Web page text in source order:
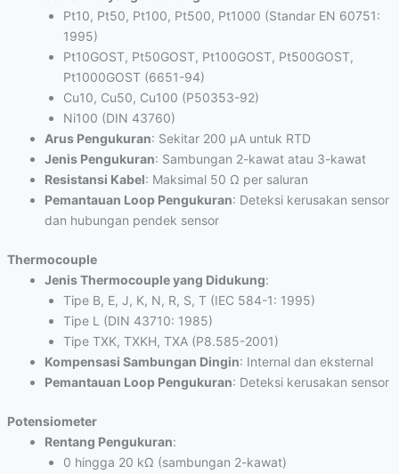
Pt10, Pt50, Pt100, Pt500, Pt1000 (Standar EN 60751:
1995)
Pt10GOST, Pt50GOST, Pt100GOST, Pt500GOST,
Pt1000GOST (6651-94)
Cu10, Cu50, Cu100 (P50353-92)
Ni100 (DIN 43760)
Arus Pengukuran: Sekitar 200 µA untuk RTD
Jenis Pengukuran: Sambungan 2-kawat atau 3-kawat
Resistansi Kabel: Maksimal 50 Ω per saluran
Pemantauan Loop Pengukuran: Deteksi kerusakan sensor
dan hubungan pendek sensor
Thermocouple
Jenis Thermocouple yang Didukung:
Tipe B, E, J, K, N, R, S, T (IEC 584-1: 1995)
Tipe L (DIN 43710: 1985)
Tipe TXK, TXKH, TXA (P8.585-2001)
Kompensasi Sambungan Dingin: Internal dan eksternal
Pemantauan Loop Pengukuran: Deteksi kerusakan sensor
Potensiometer
Rentang Pengukuran:
0 hingga 20 kΩ (sambungan 2-kawat)